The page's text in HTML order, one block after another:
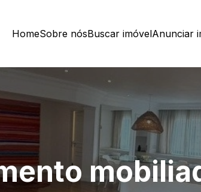
HomeSobre nósBuscar imóvelAnunciar